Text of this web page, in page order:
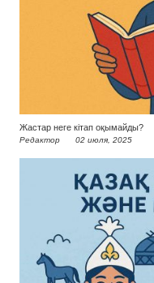
Жастар неге кітап оқымайды?
Редактор 02 июля, 2025